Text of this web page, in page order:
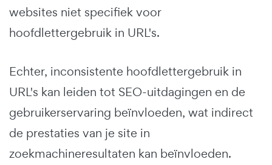
websites niet specifiek voor
hoofdlettergebruik in URL's.
Echter, inconsistente hoofdlettergebruik in
URL's kan leiden tot SEO-uitdagingen en de
gebruikerservaring beïnvloeden, wat indirect
de prestaties van je site in
zoekmachineresultaten kan beïnvloeden.